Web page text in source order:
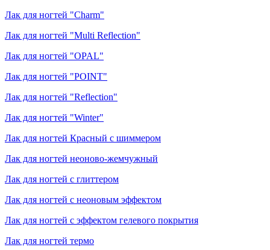
Лак для ногтей "Charm"
Лак для ногтей "Multi Reflection"
Лак для ногтей "OPAL"
Лак для ногтей "POINT"
Лак для ногтей "Reflection"
Лак для ногтей "Winter"
Лак для ногтей Красный с шиммером
Лак для ногтей неоново-жемчужный
Лак для ногтей с глиттером
Лак для ногтей с неоновым эффектом
Лак для ногтей с эффектом гелевого покрытия
Лак для ногтей термо